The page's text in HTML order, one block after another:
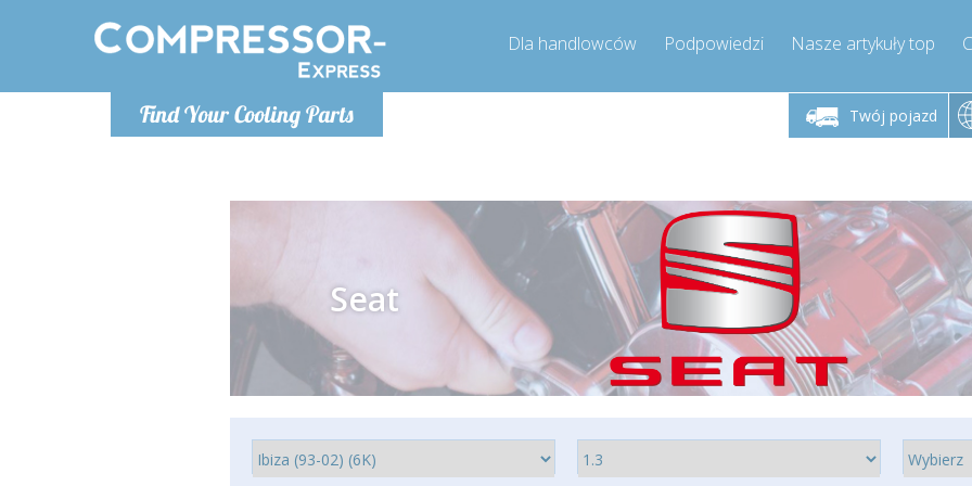
Find Your Cooling Parts
Dla handlowców Podpowiedzi Nasze artykuły top
Twój pojazd
Poniedziałek - piątek godz. Poniedziałek - piątek godz.
9:00-17:00
info@compressor-express.pl
Seat